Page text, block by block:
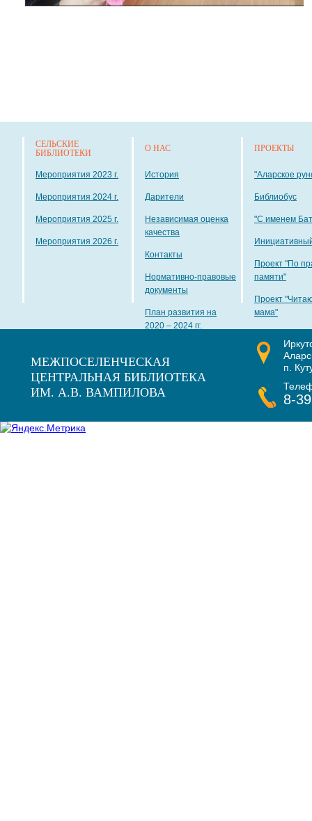
СЕЛЬСКИЕ
БИБЛИОТЕКИ
Мероприятия 2023 г.
Мероприятия 2024 г.
Мероприятия 2025 г.
Мероприятия 2026 г.
О НАС
История
Дарители
Независимая оценка
качества
Контакты
Нормативно-правовые
документы
План развития на
2020 – 2024 гг.
ПРОЕКТЫ
"Аларское
Библиобус
"С именем
Проект "По
памяти"
Проект
мама"
МЕЖПОСЕЛЕНЧЕСКАЯ
ЦЕНТРАЛЬНАЯ БИБЛИОТЕКА
ИМ. А.В. ВАМПИЛОВА
п.
8-